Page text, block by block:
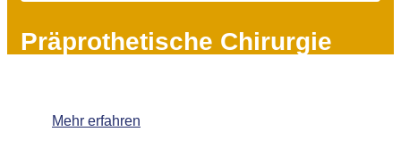
Präprothetische Chirurgie
Mehr erfahren